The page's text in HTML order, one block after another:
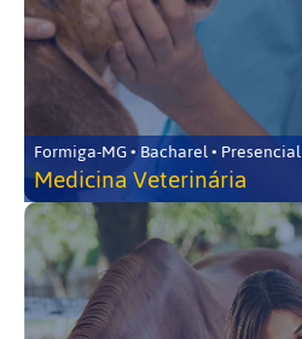
Formiga-MG • Bacharel • Presencial
Medicina Veterinária